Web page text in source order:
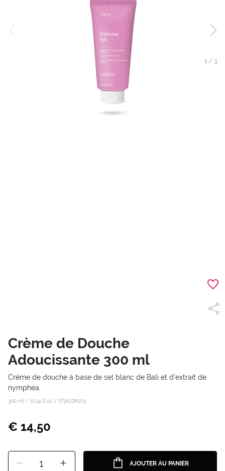
1/ 3
Crème de Douche
Adoucissante 300 ml
Crème de douche à base de sel blanc de Bali et d’extrait de
nymphéa.
300 ml / 10.14 fl oz / 0T3A27A003
€ 14,50
1 AJOUTER AU PANIER